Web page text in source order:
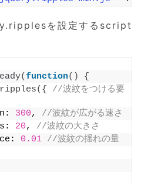
を設定するscript
(function()
{
ripples({
//波紋をつける要
300, //波紋が広がる速さ
20, //波紋の大きさ
0.01 //波紋の揺れの量